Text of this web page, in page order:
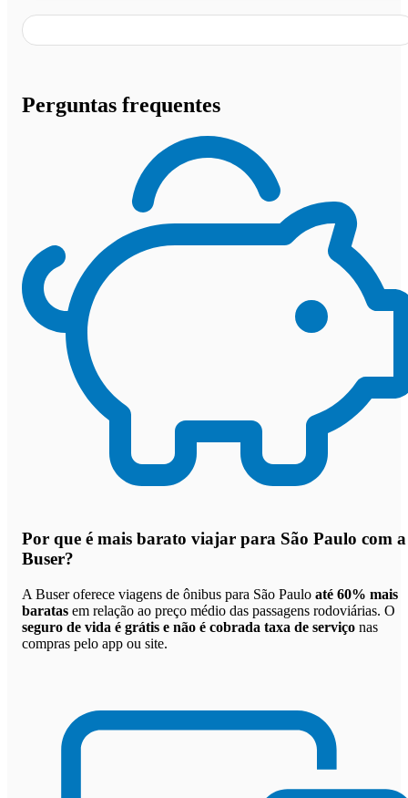
Perguntas frequentes
Por que é mais barato viajar para São Paulo com a
Buser?
A Buser oferece viagens de ônibus para São Paulo até 60% mais
baratas em relação ao preço médio das passagens rodoviárias. O
seguro de vida é grátis e não é cobrada taxa de serviço nas
compras pelo app ou site.